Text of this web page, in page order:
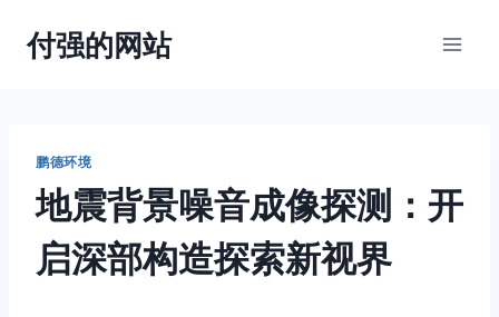
付强的网站
鹏德环境
地震背景噪音成像探测：开
启深部构造探索新视界